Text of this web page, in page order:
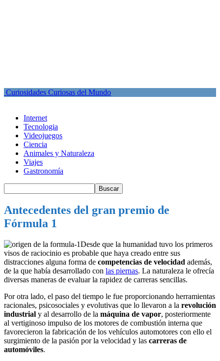
Curiosidades Curiosas del Mundo
Internet
Tecnologia
Videojuegos
Ciencia
Animales y Naturaleza
Viajes
Gastronomía
Antecedentes del gran premio de
Fórmula 1
Desde que la humanidad tuvo los primeros
visos de raciocinio es probable que haya creado entre sus
distracciones alguna forma de competencias de velocidad además,
de la que había desarrollado con las piernas. La naturaleza le ofrecía
diversas maneras de evaluar la rapidez de carreras sencillas.
Por otra lado, el paso del tiempo le fue proporcionando herramientas
racionales, psicosociales y evolutivas que lo llevaron a la revolución
industrial y al desarrollo de la máquina de vapor, posteriormente
al vertiginoso impulso de los motores de combustión interna que
favorecieron la fabricación de los vehículos automotores con ello el
surgimiento de la pasión por la velocidad y las carreras de
automóviles.